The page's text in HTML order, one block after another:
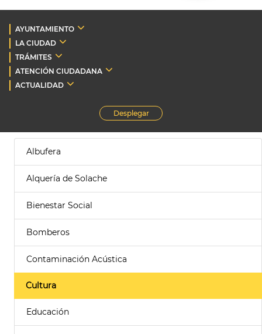
AYUNTAMIENTO
LA CIUDAD
TRÁMITES
ATENCIÓN CIUDADANA
ACTUALIDAD
Desplegar
Albufera
Alquería de Solache
Bienestar Social
Bomberos
Contaminación Acústica
Cultura
Educación